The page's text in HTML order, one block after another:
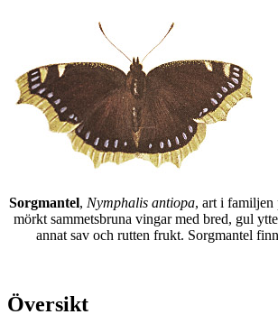
Sorgmantel, Nymphalis antiopa, art i familjen
mörkt sammetsbruna vingar med bred, gul
annat sav och rutten frukt. Sorgmantel
Översikt